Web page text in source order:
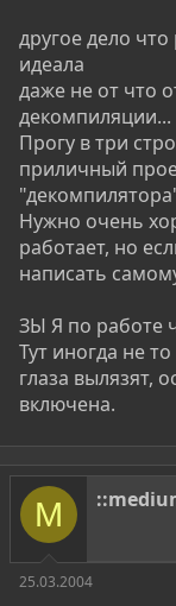
другое дело
идеала
даже не от что
декомпиляции...
Прогу в три
приличный
Нужно очень
работает, но
написать
ЗЫ Я по работе
Тут иногда не
глаза вылязят,
включена.
M
25.03.2004